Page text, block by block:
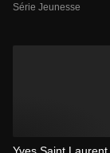
Série Jeunesse